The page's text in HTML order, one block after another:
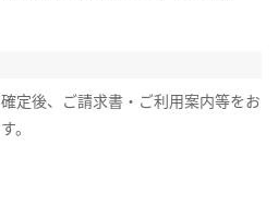
定後、ご請求書・ご利用案内等をお
。